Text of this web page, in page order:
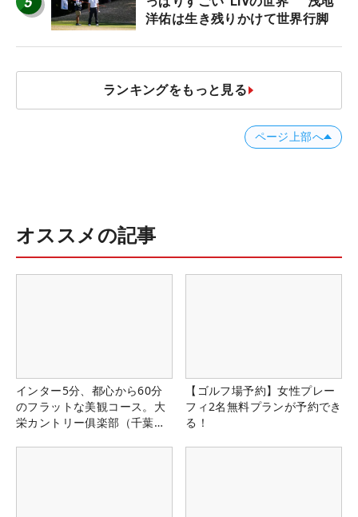
洋佑は生き残りかけて世界行脚
ランキングをもっと見る
ページ上部へ
オススメの記事
インター5分、都心から60分
のフラットな美観コース。大
栄カントリー俱楽部（千葉
【ゴルフ場予約】女性プレー
フィ2名無料プランが予約でき
る！